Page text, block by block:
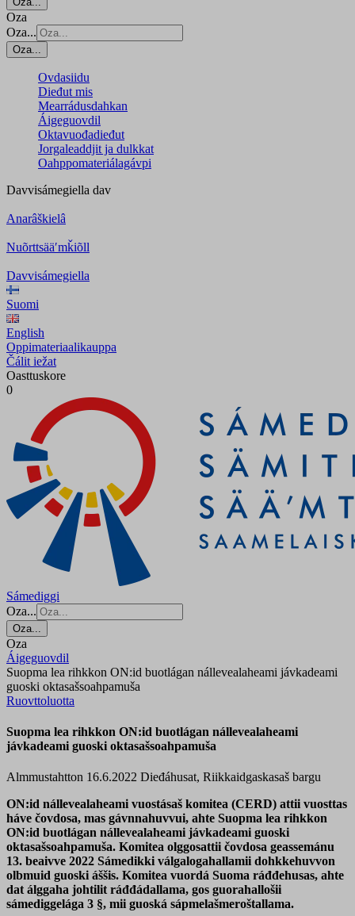
Oza
Oza...
Oza...
Ovdasiidu
Dieđut mis
Mearrádusdahkan
Áigeguovdil
Oktavuođadieđut
Jorgaleaddjit ja dulkkat
Oahppomateriálagávpi
Davvisámegiella dav
Anarâškielâ
Nuõrttsääʹmǩiõll
Davvisámegiella
Suomi
English
Oppimateriaalikauppa
Čálit iežat
Oasttuskore
0
Sámediggi
Oza...
Oza...
Oza
Áigeguovdil
Suopma lea rihkkon ON:id buotlágan nállevealaheami jávkadeami
guoski oktasašsoahpamuša
Ruovttoluotta
Suopma lea rihkkon ON:id buotlágan nállevealaheami
jávkadeami guoski oktasašsoahpamuša
Almmustahtton 16.6.2022 Dieđáhusat, Riikkaidgaskasaš bargu
ON:id nállevealaheami vuostásaš komitea (CERD) attii vuosttas
háve čovdosa, mas gávnnahuvvui, ahte Suopma lea rihkkon
ON:id buotlágan nállevealaheami jávkadeami guoski
oktasašsoahpamuša. Komitea olggosattii čovdosa geassemánu
13. beaivve 2022 Sámedikki válgalogahallamii dohkkehuvvon
olbmuid guoski áššis. Komitea vuordá Suoma ráđđehusas, ahte
dat álggaha johtilit ráđđádallama, gos guorahallošii
sámediggelága 3 §, mii guoská sápmelašmeroštallama.